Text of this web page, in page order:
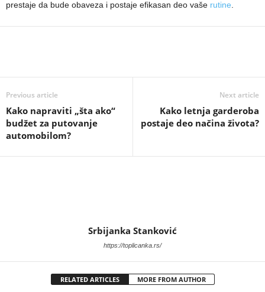
prestaje da bude obaveza i postaje efikasan deo vaše rutine.
Previous article
Kako napraviti „šta ako“
budžet za putovanje
automobilom?
Next article
Kako letnja garderoba
postaje deo načina života?
Srbijanka Stanković
https://toplicanka.rs/
RELATED ARTICLES MORE FROM AUTHOR